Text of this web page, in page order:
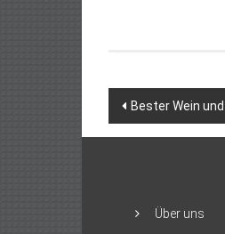
Bester Wein
Über uns